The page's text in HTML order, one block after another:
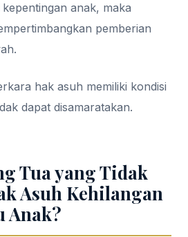
anak, maka
pemberian
hak asuh memiliki kondisi
dapat disamaratakan.
Tua yang Tidak
Asuh Kehilangan
Anak?